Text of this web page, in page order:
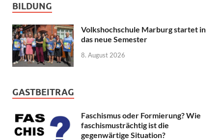
BILDUNG
Volkshochschule Marburg startet in
das neue Semester
8. August 2026
GASTBEITRAG
Faschismus oder Formierung? Wie
faschismusträchtig ist die
gegenwärtige Situation?